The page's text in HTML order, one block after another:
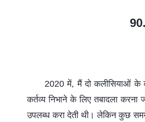
2020 में, मैं दो कलीसियाओं के
कर्तव्य निभाने के लिए तबादला
उपलब्ध करा देती थी। लेकिन कुछ